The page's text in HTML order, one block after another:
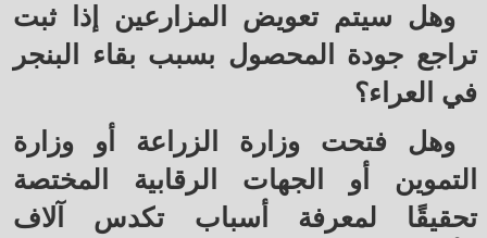
وهل سيتم تعويض المزارعين إذا ثبت
تراجع جودة المحصول بسبب بقاء البنجر
في العراء؟
وهل فتحت وزارة الزراعة أو وزارة
التموين أو الجهات الرقابية المختصة
تحقيقًا لمعرفة أسباب تكدس آلاف